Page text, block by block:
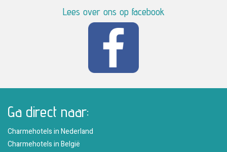
Lees over ons op facebook
Ga direct naar:
Charmehotels in Nederland
Charmehotels in België